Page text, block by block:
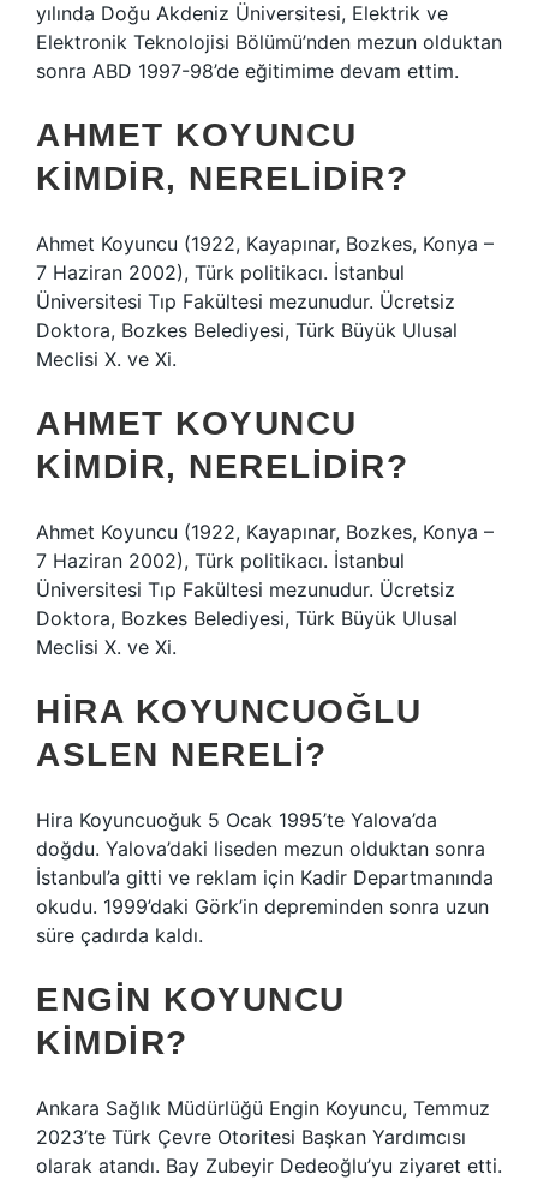
yılında Doğu Akdeniz Üniversitesi, Elektrik ve
Elektronik Teknolojisi Bölümü’nden mezun olduktan
sonra ABD 1997-98’de eğitimime devam ettim.
AHMET KOYUNCU
KIMDIR, NERELIDIR?
Ahmet Koyuncu (1922, Kayapınar, Bozkes, Konya –
7 Haziran 2002), Türk politikacı. İstanbul
Üniversitesi Tıp Fakültesi mezunudur. Ücretsiz
Doktora, Bozkes Belediyesi, Türk Büyük Ulusal
Meclisi X. ve Xi.
AHMET KOYUNCU
KIMDIR, NERELIDIR?
Ahmet Koyuncu (1922, Kayapınar, Bozkes, Konya –
7 Haziran 2002), Türk politikacı. İstanbul
Üniversitesi Tıp Fakültesi mezunudur. Ücretsiz
Doktora, Bozkes Belediyesi, Türk Büyük Ulusal
Meclisi X. ve Xi.
HIRA KOYUNCUOĞLU
ASLEN NERELI?
Hira Koyuncuoğuk 5 Ocak 1995’te Yalova’da
doğdu. Yalova’daki liseden mezun olduktan sonra
İstanbul’a gitti ve reklam için Kadir Departmanında
okudu. 1999’daki Görk’in depreminden sonra uzun
süre çadırda kaldı.
ENGIN KOYUNCU
KIMDIR?
Ankara Sağlık Müdürlüğü Engin Koyuncu, Temmuz
2023’te Türk Çevre Otoritesi Başkan Yardımcısı
olarak atandı. Bay Zubeyir Dedeoğlu’yu ziyaret etti.